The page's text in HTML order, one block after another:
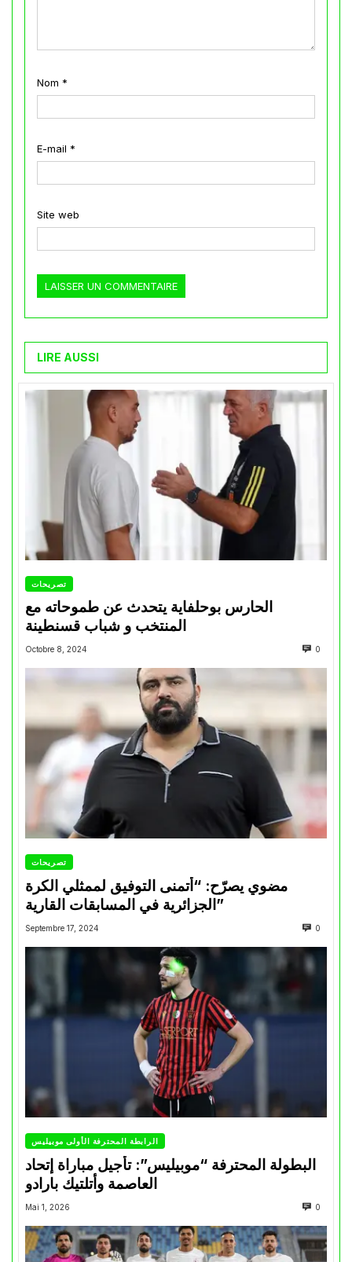
Nom *
E-mail *
Site web
LIRE AUSSI
تصريحات
الحارس بوحلفاية يتحدث عن طموحاته مع
المنتخب و شباب قسنطينة
Octobre 8, 2024 0
تصريحات
مضوي يصرّح: “أتمنى التوفيق لممثلي الكرة
الجزائرية في المسابقات القارية”
Septembre 17, 2024 0
الرابطة المحترفة الأولى موبيليس
البطولة المحترفة “موبيليس”: تأجيل مباراة إتحاد
العاصمة وأتلتيك بارادو
Mai 1, 2026 0